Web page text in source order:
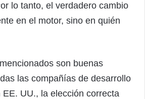
lo tanto, el verdadero cambio
en el motor, sino en quién
son buenas
las compañías de desarrollo
UU., la elección correcta